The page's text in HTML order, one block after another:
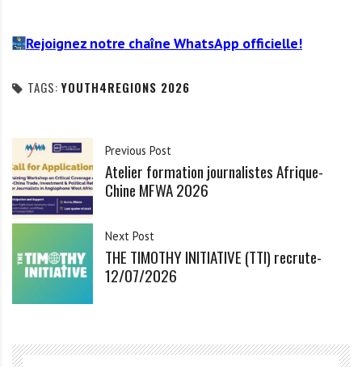
Rejoignez notre chaîne WhatsApp officielle!
TAGS:YOUTH4REGIONS 2026
Previous Post
Atelier formation journalistes Afrique-
Chine MFWA 2026
Next Post
THE TIMOTHY INITIATIVE (TTI) recrute-
12/07/2026